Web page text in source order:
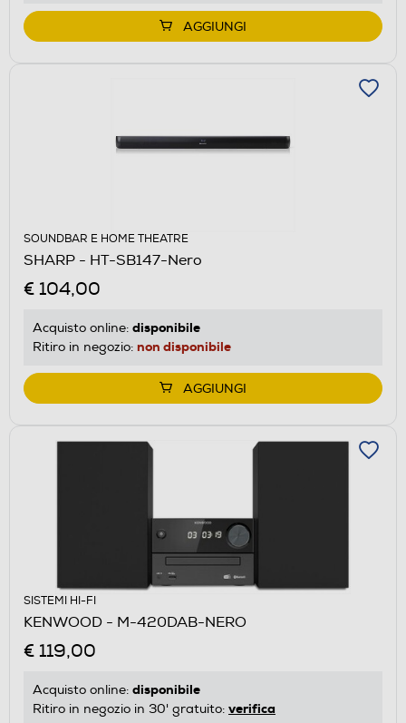
AGGIUNGI
SOUNDBAR E HOME THEATRE
SHARP - HT-SB147-Nero
€ 104,00
Acquisto online: disponibile
Ritiro in negozio: non disponibile
AGGIUNGI
SISTEMI HI-FI
KENWOOD - M-420DAB-NERO
€ 119,00
Acquisto online: disponibile
Ritiro in negozio in 30' gratuito: verifica